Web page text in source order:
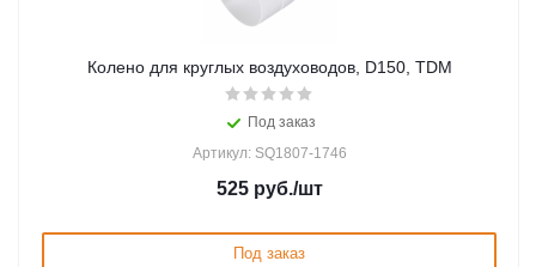
Колено для круглых воздуховодов, D150, TDM
Под заказ
Артикул: SQ1807-1746
525руб./шт
Под заказ